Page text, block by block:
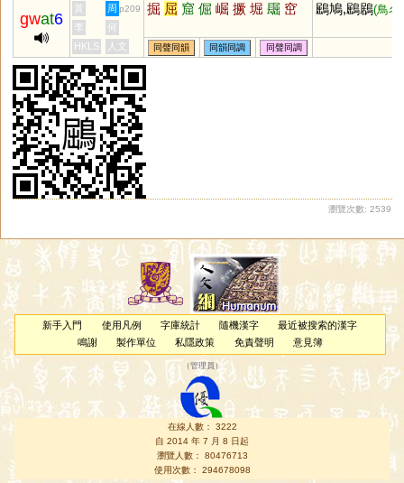
gwat6
黃 周 p209 掘 屈 窟 倔 崛 撅 堀 镼 窋 鶌鳩,鶌鶋(鳥名)
李
何
HKLS
人文 同聲同韻 同韻同調 同聲同調
瀏覽次數: 2539
新手入門 使用凡例 字庫統計 隨機漢字
最近被搜索的漢字
鳴謝
製作單位 私隱政策 免責聲明 意見簿
（管理員 ）
在線人數： 3222
自 2014 年 7 月 8 日起
瀏覽人數： 80476713
使用次數： 294678098